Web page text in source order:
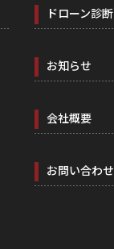
ドローン診断
お知らせ
会社概要
お問い合わせ